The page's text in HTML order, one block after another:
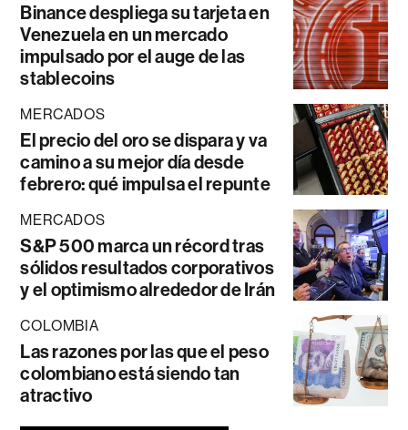
Binance despliega su tarjeta en
Venezuela en un mercado
impulsado por el auge de las
stablecoins
MERCADOS
El precio del oro se dispara y va
camino a su mejor día desde
febrero: qué impulsa el repunte
MERCADOS
S&P 500 marca un récord tras
sólidos resultados corporativos
y el optimismo alrededor de Irán
COLOMBIA
Las razones por las que el peso
colombiano está siendo tan
atractivo